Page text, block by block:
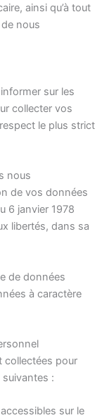
ainsi qu’à tout
nous
sur les
collecter vos
le plus strict
nous
de vos données
6 janvier 1978
libertés, dans sa
de données
à caractère
collectées pour
:
sur le